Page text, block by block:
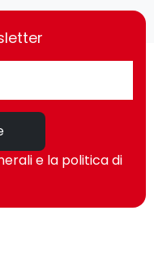
e la politica di